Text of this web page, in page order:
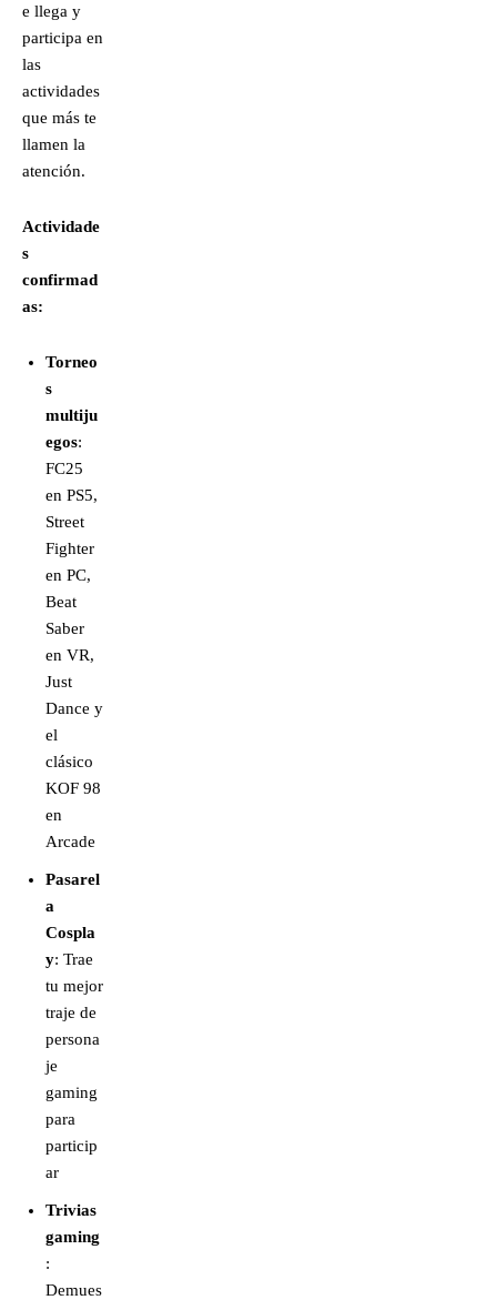
e llega y
participa en
las
actividades
que más te
llamen la
atención.
Actividade
s
confirmad
as:
Torneo
s
multiju
egos:
FC25
en PS5,
Street
Fighter
en PC,
Beat
Saber
en VR,
Just
Dance y
el
clásico
KOF 98
en
Arcade
Pasarel
a
Cospla
y: Trae
tu mejor
traje de
persona
je
gaming
para
particip
ar
Trivias
gaming
:
Demues